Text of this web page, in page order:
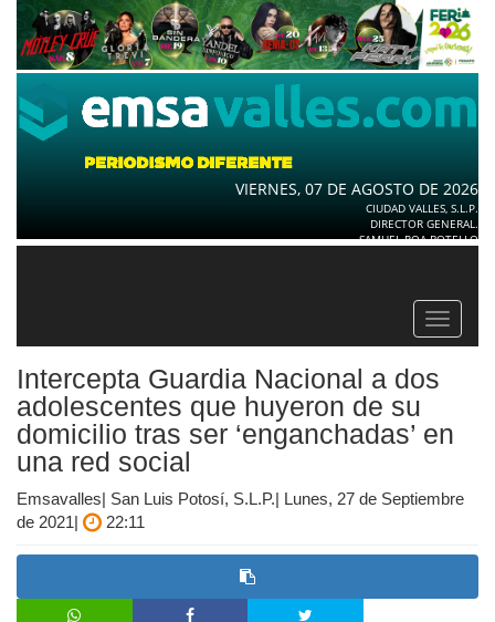
VIERNES, 07 DE AGOSTO DE 2026
CIUDAD VALLES, S.L.P.
DIRECTOR GENERAL.
SAMUEL ROA BOTELLO
Toggle
Intercepta Guardia Nacional a dos
adolescentes que huyeron de su
domicilio tras ser ‘enganchadas’ en
una red social
Emsavalles| San Luis Potosí, S.L.P.| Lunes, 27 de Septiembre
de 2021|
22:11